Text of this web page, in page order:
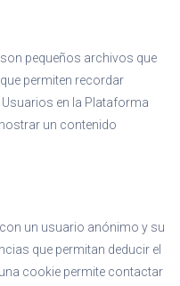
pequeños archivos que
permiten recordar
en la Plataforma
un contenido
un usuario anónimo y su
que permitan deducir el
cookie permite contactar